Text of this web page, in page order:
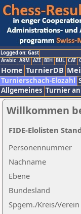
Logged on: Gast
Arabic ARM AZE BIH BUL CAT
Home TurnierDB
Turnierschach-Elozahl
Allgemeines Turnier
Willkommen
Nachname
Ebene
Personennummer
Bundesland
Spgem./Kreis/Verein
FIDE-Elolisten Stand